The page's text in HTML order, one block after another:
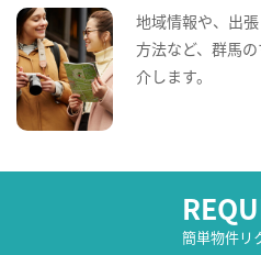
地域情報や、出
方法など、群馬
介します。
簡単物件リ